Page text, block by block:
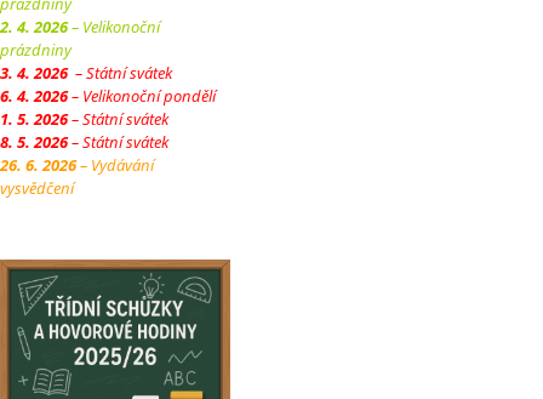
2. 4. 2026– Velikonoční
prázdniny
3. 4. 2026– Státní svátek
6. 4. 2026– Velikonoční pondělí
1. 5. 2026– Státní svátek
8. 5. 2026– Státní svátek
26. 6. 2026– Vydávání
vysvědčení